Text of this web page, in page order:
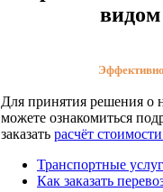
видом
Для принятия решения о
можете ознакомиться
заказать расчёт
Транспортные
Как заказать